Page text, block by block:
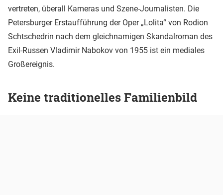
vertreten, überall Kameras und Szene-Journalisten. Die
Petersburger Erstaufführung der Oper „Lolita“ von Rodion
Schtschedrin nach dem gleichnamigen Skandalroman des
Exil-Russen Vladimir Nabokov von 1955 ist ein mediales
Großereignis.
Keine traditionelles Familienbild